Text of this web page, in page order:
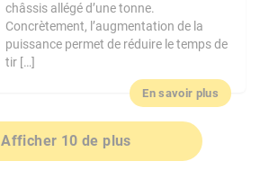
châssis allégé d’une tonne.
Concrètement, l’augmentation de la
puissance permet de réduire le temps de
tir […]
En savoir plus
Afficher 10 de plus